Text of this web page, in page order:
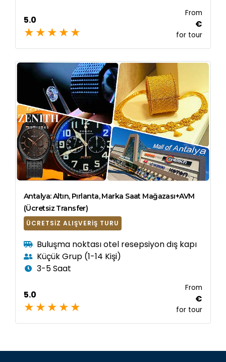
5.0
From
€
for tour
Antalya: Altın, Pırlanta, Marka Saat Mağazası+AVM
(Ücretsiz Transfer)
ÜCRETSIZ ALIŞVERIŞ TURU
Buluşma noktası otel resepsiyon dış kapı
Küçük Grup (1-14 Kişi)
3-5 Saat
5.0
From
€
for tour